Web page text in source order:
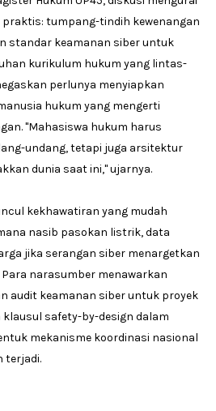
tumpang-tindih kewenangan
standar keamanan siber untuk
kurikulum hukum yang lintas-
perlunya menyiapkan
hukum yang mengerti
"Mahasiswa hukum harus
undang, tetapi juga arsitektur
dunia saat ini," ujarnya.
kekhawatiran yang mudah
nasib pasokan listrik, data
jika serangan siber menargetkan
narasumber menawarkan
audit keamanan siber untuk proyek
safety-by-design dalam
mekanisme koordinasi nasional
terjadi.